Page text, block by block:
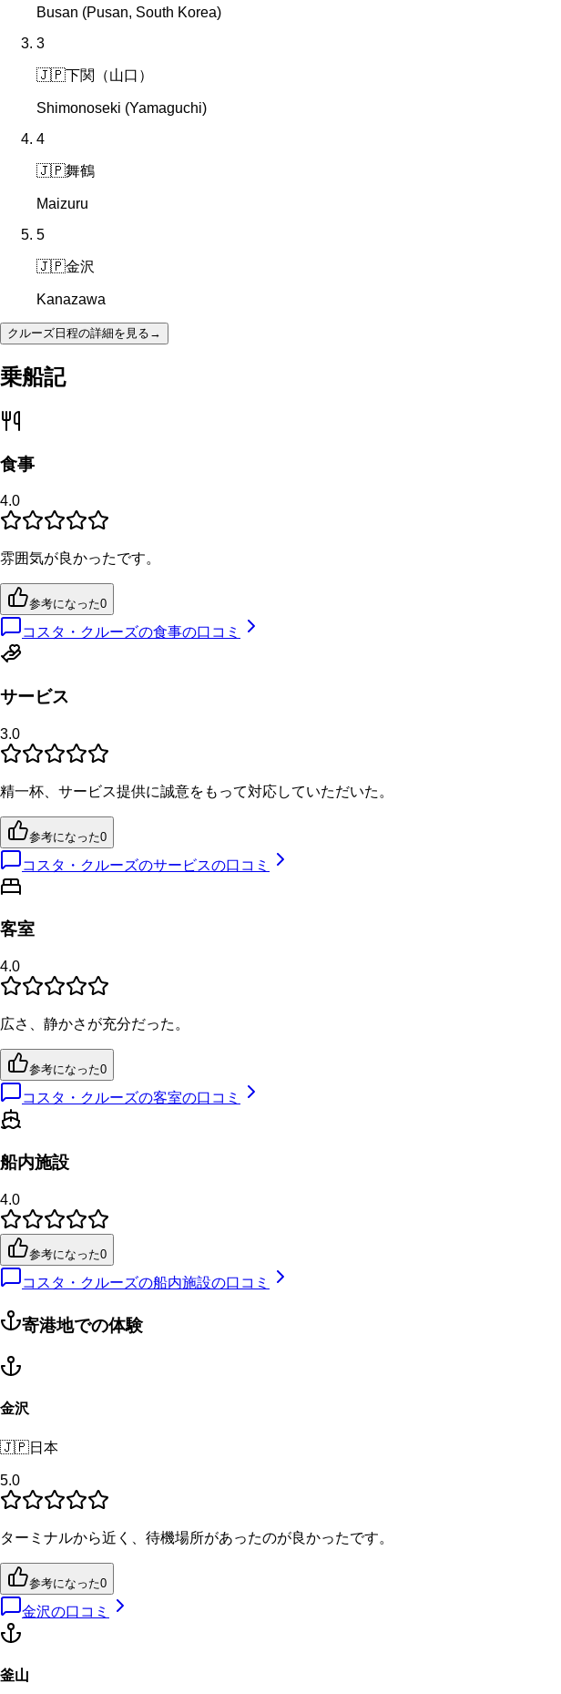
Busan (Pusan, South Korea)
3
🇯🇵下関（山口）
Shimonoseki (Yamaguchi)
4
🇯🇵舞鶴
Maizuru
5
🇯🇵金沢
Kanazawa
クルーズ日程の詳細を見る →
乗船記
食事
4.0
雰囲気が良かったです。
参考になった0
コスタ・クルーズの食事の口コミ
サービス
3.0
精一杯、サービス提供に誠意をもって対応していただいた。
参考になった0
コスタ・クルーズのサービスの口コミ
客室
4.0
広さ、静かさが充分だった。
参考になった0
コスタ・クルーズの客室の口コミ
船内施設
4.0
参考になった0
コスタ・クルーズの船内施設の口コミ
寄港地での体験
金沢
🇯🇵日本
5.0
ターミナルから近く、待機場所があったのが良かったです。
参考になった0
金沢の口コミ
釜山